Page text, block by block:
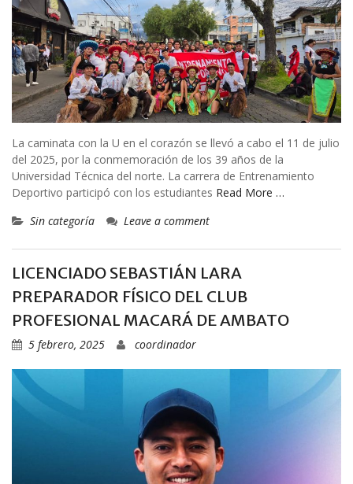
La caminata con la U en el corazón se llevó a cabo el 11 de julio
del 2025, por la conmemoración de los 39 años de la
Universidad Técnica del norte. La carrera de Entrenamiento
Deportivo participó con los estudiantes Read More …
Sin categoría
Leave a comment
LICENCIADO SEBASTIÁN LARA
PREPARADOR FÍSICO DEL CLUB
PROFESIONAL MACARÁ DE AMBATO
5 febrero, 2025 coordinador